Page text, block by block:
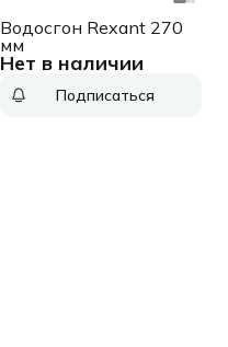
Нет в наличии
Водосгон Rexant 270
мм
Подписаться